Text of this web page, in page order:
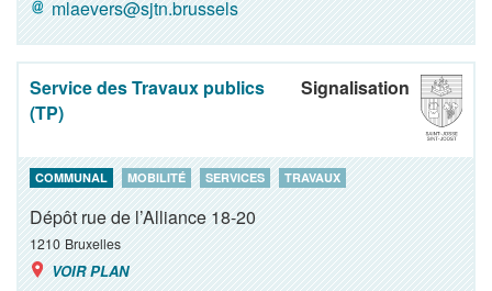
mlaevers@sjtn.brussels
Service des Travaux publics
(TP)
Signalisation
COMMUNAL MOBILITÉ SERVICES TRAVAUX
Dépôt rue de l’Alliance 18-20
1210 Bruxelles
VOIR PLAN